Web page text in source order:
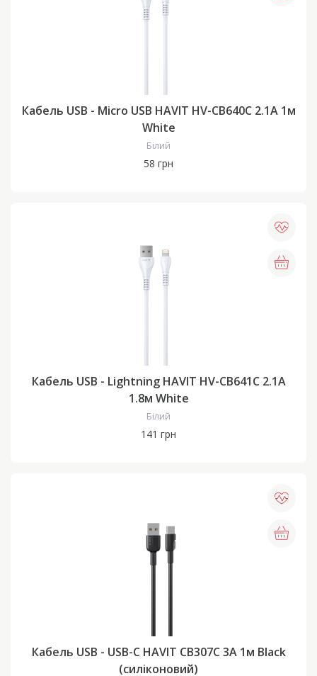
Кабель USB - Micro USB HAVIT HV-CB640C 2.1A 1м
White
Білий
58 грн
Кабель USB - Lightning HAVIT HV-CB641C 2.1A
1.8м White
Білий
141 грн
Кабель USB - USB-C HAVIT CB307C 3A 1м Black
(силіконовий)